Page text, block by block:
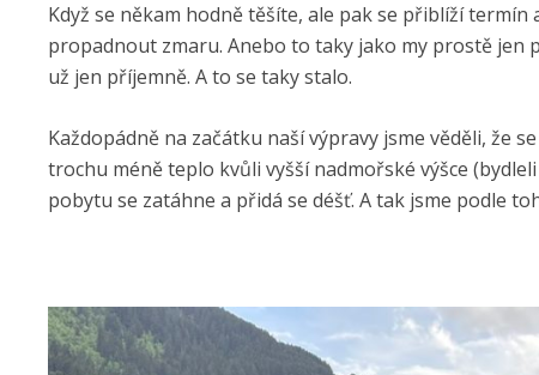
Když se někam hodně těšíte, ale pak se přiblíží
propadnout zmaru. Anebo to taky jako my prostě jen
už jen příjemně. A to se taky stalo.
Každopádně na začátku naší výpravy jsme věděli, že
trochu méně teplo kvůli vyšší nadmořské výšce
pobytu se zatáhne a přidá se déšť. A tak jsme podle